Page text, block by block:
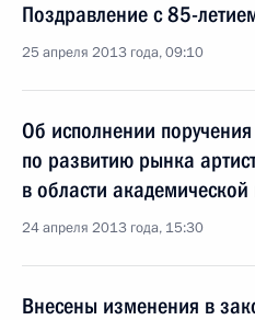
Поздравление с 85-
25 апреля 2013 года, 09:10
Об исполнении
по развитию рынка
в области
24 апреля 2013 года, 15:30
Внесены изменения в